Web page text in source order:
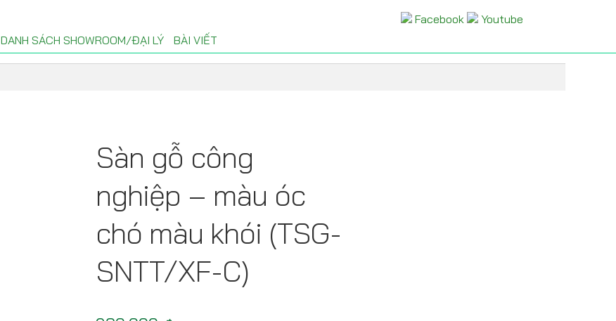
Facebook
Youtube
DANH SÁCH SHOWROOM/ĐẠI LÝ BÀI VIẾT
Sàn gỗ công
nghiệp – màu óc
chó màu khói (TSG-
SNTT/XF-C)